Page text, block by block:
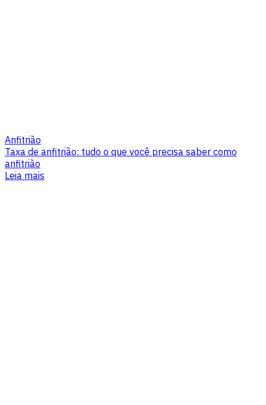
Anfitrião
Taxa de anfitrião: tudo o que você precisa saber como
anfitrião
Leia mais